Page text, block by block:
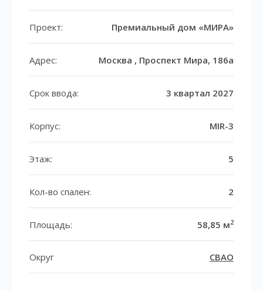
Проект: Премиальный дом «МИРА»
Адрес: Москва , Проспект Мира, 186а
Срок ввода: 3 квартал 2027
Корпус: MIR-3
Этаж: 5
Кол-во спален: 2
Площадь: 58,85 м2
Округ СВАО